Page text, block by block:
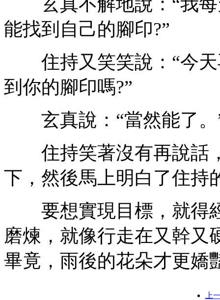
能找到自己的腳印?”
住持又笑笑說：“今天
到你的腳印嗎?”
玄真說：“當然能了。
住持笑著沒有再說話
下，然後馬上明白了住持
要想實現目標，就得
磨煉，就像行走在又幹又
畢竟，雨後的花朵才更嬌
上